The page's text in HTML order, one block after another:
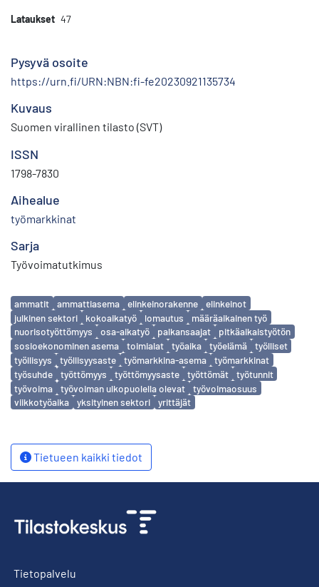
Lataukset 47
Pysyvä osoite
https://urn.fi/URN:NBN:fi-fe20230921135734
Kuvaus
Suomen virallinen tilasto (SVT)
ISSN
1798-7830
Aihealue
työmarkkinat
Sarja
Työvoimatutkimus
Avainsanat
ammatit ammattiasema elinkeinorakenne
elinkeinot
julkinen sektori
kokoaikatyö lomautus
määräaikainen työ
nuorisotyöttömyys
osa-aikatyö palkansaajat
pitkäaikaistyötön
sosioekonominen asema
toimialat työaika työelämä
työlliset
työllisyys
työllisyysaste työmarkkina-asema
työmarkkinat
työsuhde
työttömyys työttömyysaste työttömät
työtunnit
työvoima
työvoiman ulkopuolella olevat
työvoimaosuus
viikkotyöaika
yksityinen sektori yrittäjät
Tietueen kaikki tiedot
Tietopalvelu